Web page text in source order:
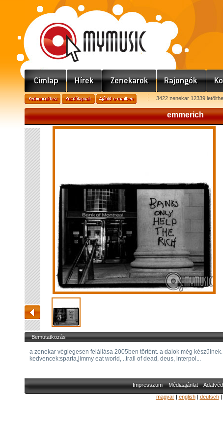
3422 zenekar 12339
emmerich
Bemutatkozás
a zenekar véglegesen felállása 2005ben történt. a dalok még
kedvencek:sparta,jimmy eat world, ..trail of dead, deus, interpol...
Impresszum Médiaajánlat
magyar| english| deutsch|